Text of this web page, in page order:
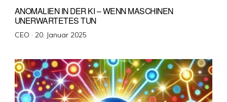
ANOMALIEN IN DER KI – WENN MASCHINEN
UNERWARTETES TUN
CEO · Veröffentlicht
20. Januar 2025